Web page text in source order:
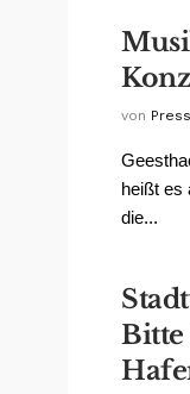
von
heißt es
die...
Bitte